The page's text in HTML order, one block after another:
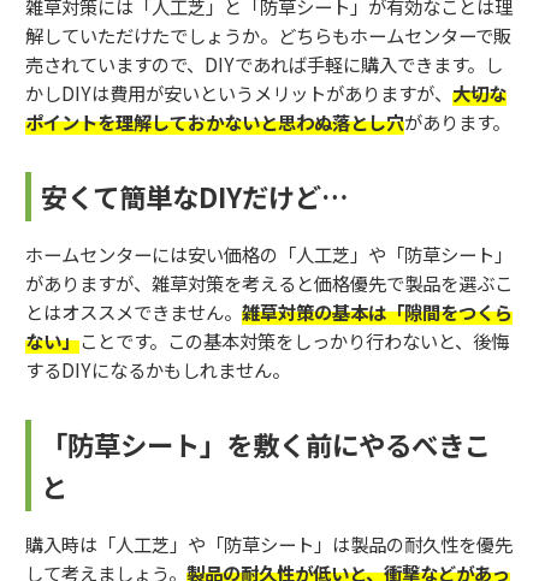
雑草対策には「人工芝」と「防草シート」が有効なことは理
解していただけたでしょうか。どちらもホームセンターで販
売されていますので、DIYであれば手軽に購入できます。し
かしDIYは費用が安いというメリットがありますが、 大切な
ポイントを理解しておかないと思わぬ落とし穴があります。
安くて簡単なDIYだけど…
ホームセンターには安い価格の「人工芝」や「防草シート」
がありますが、雑草対策を考えると価格優先で製品を選ぶこ
とはオススメできません。 雑草対策の基本は「隙間をつくら
ない」ことです。この基本対策をしっかり行わないと、後悔
するDIYになるかもしれません。
「防草シート」を敷く前にやるべきこ
と
購入時は「人工芝」や「防草シート」は製品の耐久性を優先
して考えましょう。 製品の耐久性が低いと、衝撃などがあっ